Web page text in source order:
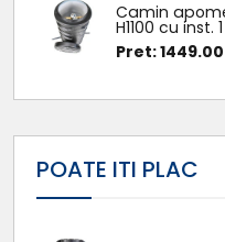
Camin
H1100 cu inst. 1
Pret:
POATE ITI PLAC